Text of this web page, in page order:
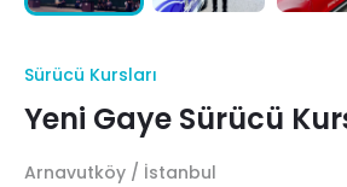
Sürücü Kursları
Yeni Gaye Sürücü
Arnavutköy / İstanbul